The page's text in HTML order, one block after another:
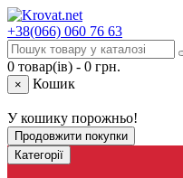
+38(066) 060 76 63
0 товар(ів) - 0 грн.
× Кошик
У кошику порожньо!
Продовжити покупки
Категорії